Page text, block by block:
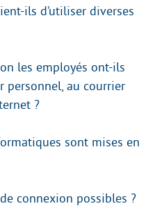
ils d’utiliser diverses
les employés ont-ils
personnel, au courrier
?
sont mises en
connexion possibles ?